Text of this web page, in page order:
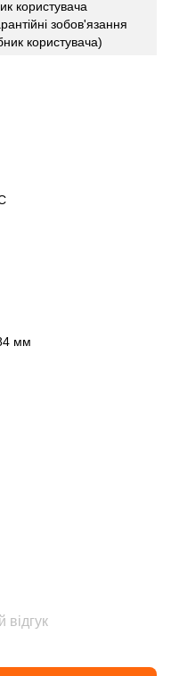
користувача
зобов'язання
користувача)
мм